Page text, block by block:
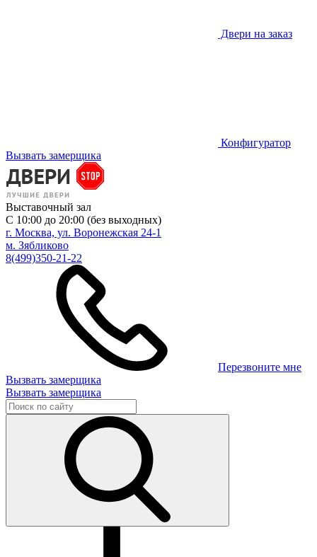
Двери на заказ
Конфигуратор
Вызвать замерщика
Выставочный зал
С 10:00 до 20:00 (без выходных)
г. Москва, ул. Воронежская 24-1
м. Зябликово
8(499)350-21-22
Перезвоните мне
Вызвать замерщика
Вызвать замерщика